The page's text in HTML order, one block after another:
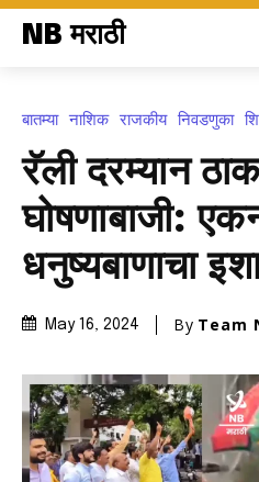
NB मराठी
बातम्या नाशिक राजकीय निवडणुका
रॅली दरम्यान
घोषणाबाजी:
धनुष्यबाणाचा
May 16, 2024 By Team